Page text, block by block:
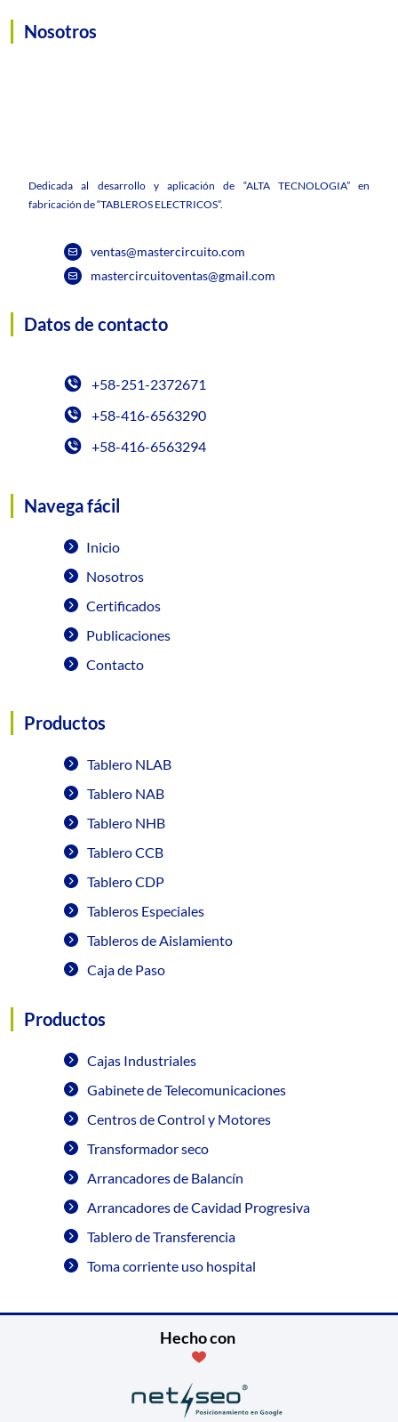
Nosotros
Dedicada al desarrollo y aplicación de “ALTA TECNOLOGIA” en
fabricación de “TABLEROS ELECTRICOS”.
ventas@mastercircuito.com
mastercircuitoventas@gmail.com
Datos de contacto
+58-251-2372671
+58-416-6563290
+58-416-6563294
Navega fácil
Inicio
Nosotros
Certificados
Publicaciones
Contacto
Productos
Tablero NLAB
Tablero NAB
Tablero NHB
Tablero CCB
Tablero CDP
Tableros Especiales
Tableros de Aislamiento
Caja de Paso
Productos
Cajas Industriales
Gabinete de Telecomunicaciones
Centros de Control y Motores
Transformador seco
Arrancadores de Balancín
Arrancadores de Cavidad Progresiva
Tablero de Transferencia
Toma corriente uso hospital
Hecho con